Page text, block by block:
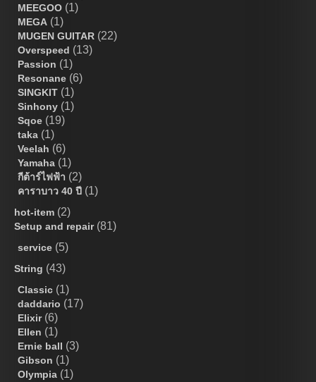
MEEGOO (1)
MEGA (1)
MUGEN GUITAR (22)
Overspeed (13)
Passion (1)
Resonane (6)
SINGKIT (1)
Sinhony (1)
Sqoe (19)
taka (1)
Veelah (6)
Yamaha (1)
กีต้าร์ไฟฟ้า (2)
คาราบาว 40 ปี (1)
hot-item (2)
Setup and repair(81)
service (5)
String (43)
Classic (1)
daddario (17)
Elixir(6)
Ellen (1)
Ernie ball (3)
Gibson (1)
Olympia (1)